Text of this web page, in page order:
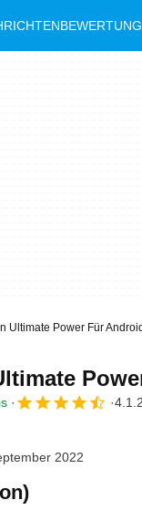
Ultimate Power Für Android
4.1.2
2022